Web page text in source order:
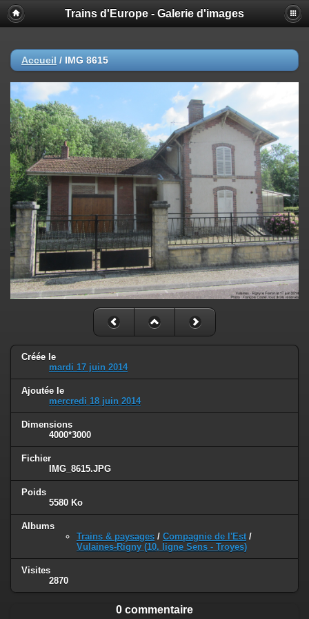
Trains d'Europe - Galerie d'images
Accueil / IMG 8615
Créée le
mardi 17 juin 2014
Ajoutée le
mercredi 18 juin 2014
Dimensions
4000*3000
Fichier
IMG_8615.JPG
Poids
5580 Ko
Albums
Trains & paysages / Compagnie de l'Est /
Vulaines-Rigny (10, ligne Sens - Troyes)
Visites
2870
0 commentaire